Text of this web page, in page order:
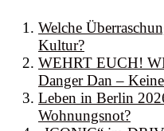
Welche
Kultur?
WEHRT EUCH!
Danger Dan –
Leben in Berlin
Wohnungsnot?